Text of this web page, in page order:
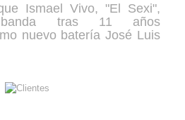
Ismael Vivo, "El Sexi",
tras 11 años
nuevo batería José Luis